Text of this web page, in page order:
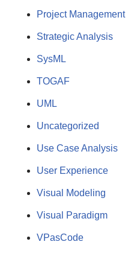
Project Management
Strategic Analysis
SysML
TOGAF
UML
Uncategorized
Use Case Analysis
User Experience
Visual Modeling
Visual Paradigm
VPasCode